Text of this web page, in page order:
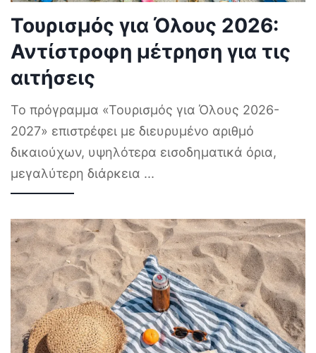
Τουρισμός για Όλους 2026:
Αντίστροφη μέτρηση για τις
αιτήσεις
Το πρόγραμμα «Τουρισμός για Όλους 2026-
2027» επιστρέφει με διευρυμένο αριθμό
δικαιούχων, υψηλότερα εισοδηματικά όρια,
μεγαλύτερη διάρκεια ...